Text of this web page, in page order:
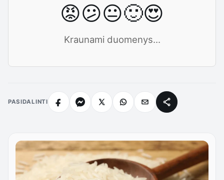
😡😕😐🙂😍
Kraunami duomenys...
PASIDALINTI